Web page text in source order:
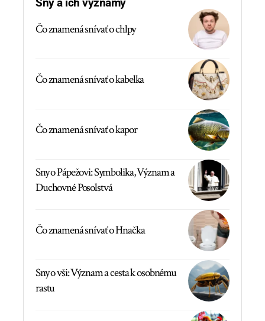
Čo znamená snívať o chlpy
Čo znamená snívať o kabelka
Čo znamená snívať o kapor
Sny o Pápežovi: Symbolika, Význam a
Duchovné Posolstvá
Čo znamená snívať o Hnačka
Sny o vši: Význam a cesta k osobnému
rastu